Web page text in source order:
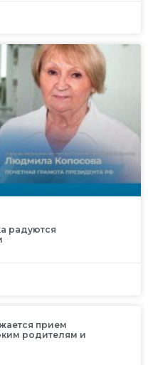
радуются
прием
родителям и